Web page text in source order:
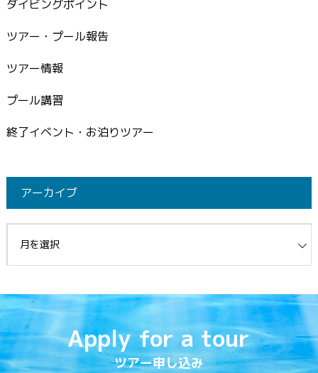
ダイビングポイント
ツアー・プール報告
ツアー情報
プール講習
終了イベント・お泊りツアー
アーカイブ
Apply for a tour
ツアー申し込み